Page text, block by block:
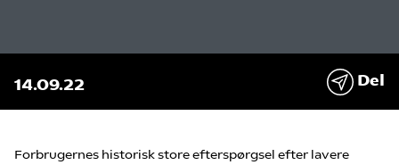
14.09.22 Del
Forbrugernes historisk store efterspørgsel efter lavere